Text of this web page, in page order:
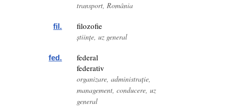
transport, România
fil. filozofie
științe, uz general
fed.
federal
federativ
organizare, administrație,
management, conducere, uz
general